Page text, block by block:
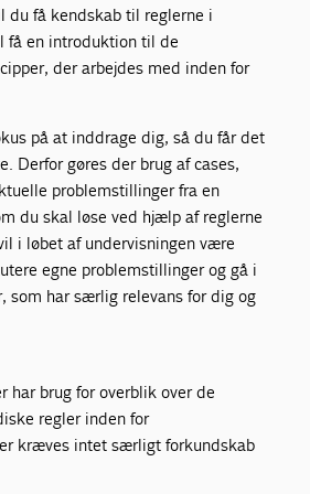
du få kendskab til reglerne i
få en introduktion til de
der arbejdes med inden for
på at inddrage dig, så du får det
Derfor gøres der brug af cases,
problemstillinger fra en
du skal løse ved hjælp af reglerne
i løbet af undervisningen være
egne problemstillinger og gå i
som har særlig relevans for dig og
har brug for overblik over de
regler inden for
kræves intet særligt forkundskab